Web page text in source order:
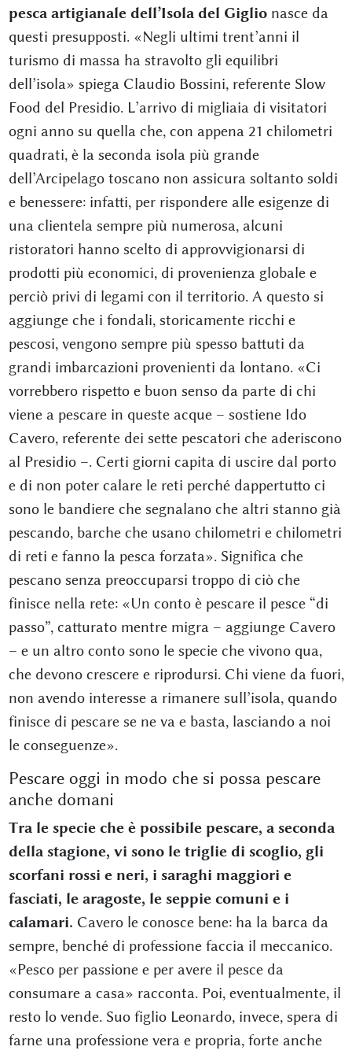
pesca artigianale dell’Isola del Giglionasce da
questi presupposti. «Negli ultimi trent’anni il
turismo di massa ha stravolto gli equilibri
dell’isola» spiega Claudio Bossini, referente Slow
Food del Presidio. L’arrivo di migliaia di visitatori
ogni anno su quella che, con appena 21 chilometri
quadrati, è la seconda isola più grande
dell’Arcipelago toscano non assicura soltanto soldi
e benessere: infatti, per rispondere alle esigenze di
una clientela sempre più numerosa, alcuni
ristoratori hanno scelto di approvvigionarsi di
prodotti più economici, di provenienza globale e
perciò privi di legami con il territorio. A questo si
aggiunge che i fondali, storicamente ricchi e
pescosi, vengono sempre più spesso battuti da
grandi imbarcazioni provenienti da lontano. «Ci
vorrebbero rispetto e buon senso da parte di chi
viene a pescare in queste acque – sostiene Ido
Cavero, referente dei sette pescatori che aderiscono
al Presidio –. Certi giorni capita di uscire dal porto
e di non poter calare le reti perché dappertutto ci
sono le bandiere che segnalano che altri stanno già
pescando, barche che usano chilometri e chilometri
di reti e fanno la pesca forzata». Significa che
pescano senza preoccuparsi troppo di ciò che
finisce nella rete: «Un conto è pescare il pesce “di
passo”, catturato mentre migra – aggiunge Cavero
– e un altro conto sono le specie che vivono qua,
che devono crescere e riprodursi. Chi viene da fuori,
non avendo interesse a rimanere sull’isola, quando
finisce di pescare se ne va e basta, lasciando a noi
le conseguenze».
Pescare oggi in modo che si possa pescare
anche domani
Tra le specie che è possibile pescare, a seconda
della stagione, vi sono le triglie di scoglio, gli
scorfani rossi e neri, i saraghi maggiori e
fasciati, le aragoste, le seppie comuni e i
calamari. Cavero le conosce bene: ha la barca da
sempre, benché di professione faccia il meccanico.
«Pesco per passione e per avere il pesce da
consumare a casa» racconta. Poi, eventualmente, il
resto lo vende. Suo figlio Leonardo, invece, spera di
farne una professione vera e propria, forte anche